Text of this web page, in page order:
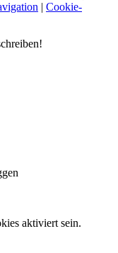
| Cookie-
aktiviert sein.